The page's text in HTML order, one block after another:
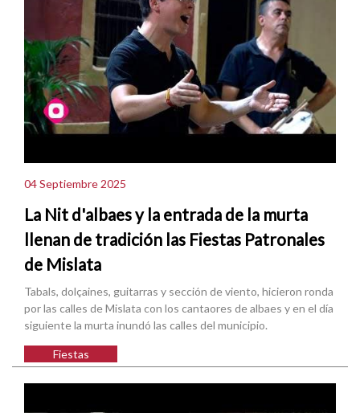
04 Septiembre 2025
La Nit d'albaes y la entrada de la murta
llenan de tradición las Fiestas Patronales
de Mislata
Tabals, dolçaines, guitarras y sección de viento, hicieron ronda
por las calles de Mislata con los cantaores de albaes y en el día
siguiente la murta inundó las calles del municipio.
Fiestas